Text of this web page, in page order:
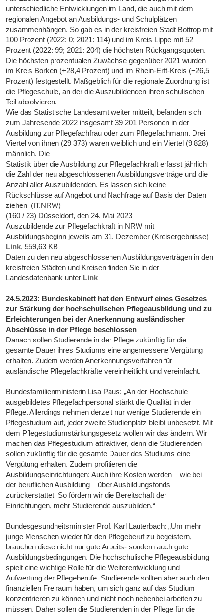
unterschiedliche Entwicklungen im Land, die auch mit dem
regionalen Angebot an Ausbildungs- und Schulplätzen
zusammenhängen. So gab es in der kreisfreien Stadt Bottrop mit
100 Prozent (2022: 0; 2021: 114) und im Kreis Lippe mit 52
Prozent (2022: 99; 2021: 204) die höchsten Rückgangsquoten.
Die höchsten prozentualen Zuwächse gegenüber 2021 wurden
im Kreis Borken (+28,4 Prozent) und im Rhein-Erft-Kreis (+26,5
Prozent) festgestellt. Maßgeblich für die regionale Zuordnung ist
die Pflegeschule, an der die Auszubildenden ihren schulischen
Teil absolvieren.
Wie das Statistische Landesamt weiter mitteilt, befanden sich
zum Jahresende 2022 insgesamt 39 201 Personen in der
Ausbildung zur Pflegefachfrau oder zum Pflegefachmann. Drei
Viertel von ihnen (29 373) waren weiblich und ein Viertel (9 828)
männlich. Die
Statistik über die Ausbildung zur Pflegefachkraft erfasst jährlich
die Zahl der neu abgeschlossenen Ausbildungsverträge und die
Anzahl aller Auszubildenden. Es lassen sich keine
Rückschlüsse auf Angebot und Nachfrage auf Basis der Daten
ziehen. (IT.NRW)
(160 / 23) Düsseldorf, den 24. Mai 2023
Auszubildende zur Pflegefachkraft in NRW mit
Ausbildungsbeginn jeweils am 31. Dezember (Kreisergebnisse)
Link, 559,63 KB
Daten zu den neu abgeschlossenen Ausbildungsverträgen in den
kreisfreien Städten und Kreisen finden Sie in der
Landesdatenbank unter:Link
24.5.2023: Bundeskabinett hat den Entwurf eines Gesetzes
zur Stärkung der hochschulischen Pflegeausbildung und zu
Erleichterungen bei der Anerkennung ausländischer
Abschlüsse in der Pflege beschlossen
Danach sollen Studierende in der Pflege zukünftig für die
gesamte Dauer ihres Studiums eine angemessene Vergütung
erhalten. Zudem werden Anerkennungsverfahren für
ausländische Pflegefachkräfte vereinheitlicht und vereinfacht.
Bundesfamilienministerin Lisa Paus: „An der Hochschule
ausgebildetes Pflegefachpersonal stärkt die Qualität in der
Pflege. Allerdings nehmen derzeit nur wenige Studierende ein
Pflegestudium auf, jeder zweite Studienplatz bleibt unbesetzt. Mit
dem Pflegestudiumstärkungsgesetz wollen wir das ändern. Wir
machen das Pflegestudium attraktiver, denn die Studierenden
sollen zukünftig für die gesamte Dauer des Studiums eine
Vergütung erhalten. Zudem profitieren die
Ausbildungseinrichtungen: Auch ihre Kosten werden – wie bei
der beruflichen Ausbildung – über Ausbildungsfonds
zurückerstattet. So fördern wir die Bereitschaft der
Einrichtungen, mehr Studierende auszubilden.“
Bundesgesundheitsminister Prof. Karl Lauterbach: „Um mehr
junge Menschen wieder für den Pflegeberuf zu begeistern,
brauchen diese nicht nur gute Arbeits- sondern auch gute
Ausbildungsbedingungen. Die hochschulische Pflegeausbildung
spielt eine wichtige Rolle für die Weiterentwicklung und
Aufwertung der Pflegeberufe. Studierende sollten aber auch den
finanziellen Freiraum haben, um sich ganz auf das Studium
konzentrieren zu können und nicht noch nebenbei arbeiten zu
müssen. Daher sollen die Studierenden in der Pflege für die